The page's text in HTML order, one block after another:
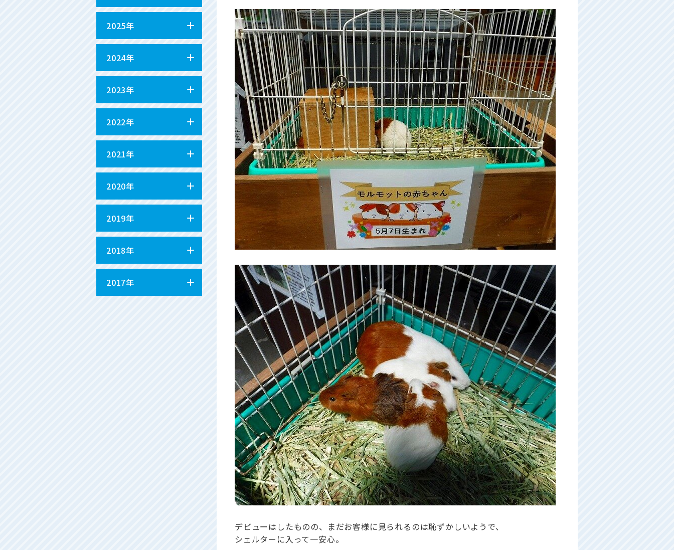
2025年
2024年
2023年
2022年
2021年
2020年
2019年
2018年
2017年
デビューはしたものの、まだお客様に見られるのは恥ずかしいようで、
シェルターに入って一安心。